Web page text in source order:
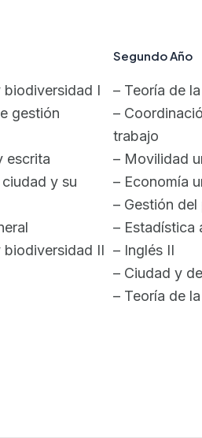
biodiversidad I
gestión
escrita
y su
biodiversidad II
Segundo Año
– Teoría de
–
trabajo
– Movilidad
– Economía
– Gestión del
– Estadística
– Inglés II
– Ciudad y
– Teoría de